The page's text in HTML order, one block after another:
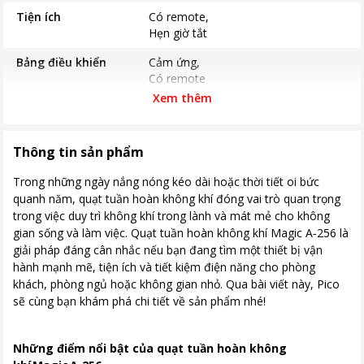
Tiện ích
Có remote
Hẹn giờ tắt
Bảng điều khiển
Cảm ứng
Có remote
3 chế độ gió được cài sẵn để tự động
Thời gian bảo hành
12 tháng
Nơi sản xuất
Trung Quốc
Kích thước, khối lượng
336 x 330 x 1080mm Khối lượng
4.7kg
Khoảng giá
Từ 1 - 2 triệu
Xem thêm
Thông tin sản phẩm
Trong những ngày nắng nóng kéo dài hoặc thời tiết oi bức
quanh năm, quạt tuần hoàn không khí đóng vai trò quan trọng
trong việc duy trì không khí trong lành và mát mẻ cho không
gian sống và làm việc. Quạt tuần hoàn không khí Magic A‑256 là
giải pháp đáng cân nhắc nếu bạn đang tìm một thiết bị vận
hành mạnh mẽ, tiện ích và tiết kiệm điện năng cho phòng
khách, phòng ngủ hoặc không gian nhỏ. Qua bài viết này, Pico
sẽ cùng bạn khám phá chi tiết về sản phẩm nhé!
Những điểm nổi bật của quạt tuần hoàn không